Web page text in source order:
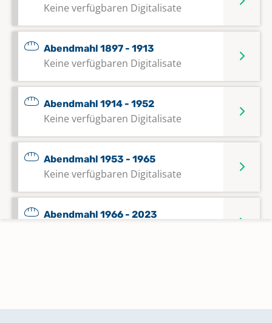
Keine verfügbaren Digitalisate
Abendmahl 1897 - 1913
Keine verfügbaren Digitalisate
Abendmahl 1914 - 1952
Keine verfügbaren Digitalisate
Abendmahl 1953 - 1965
Keine verfügbaren Digitalisate
Abendmahl 1966 - 2023